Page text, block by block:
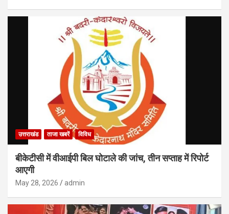
उत्तराखंड ताजा खबरें विविध
बीकेटीसी में वीआईपी बिल घोटाले की जांच, तीन सप्ताह में रिपोर्ट
आएगी
May 28, 2026 admin